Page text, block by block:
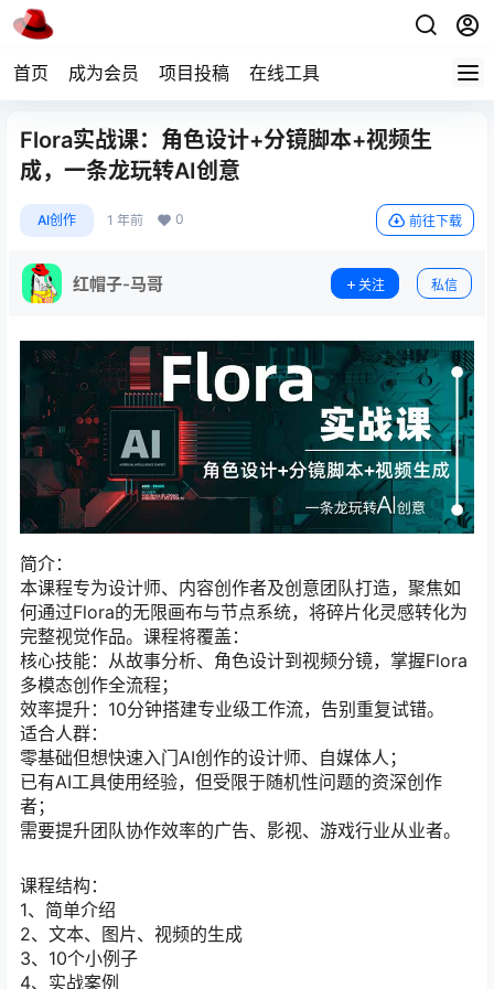
首页 成为会员 项目投稿 在线工具
Flora实战课：角色设计+分镜脚本+视频生
成，一条龙玩转AI创意
AI创作 1 年前 0 前往下载
红帽子-马哥 关注 私信
简介：
本课程专为设计师、内容创作者及创意团队打造，聚焦如
何通过Flora的无限画布与节点系统，将碎片化灵感转化为
完整视觉作品。课程将覆盖：
核心技能：从故事分析、角色设计到视频分镜，掌握Flora
多模态创作全流程；
效率提升：10分钟搭建专业级工作流，告别重复试错。
适合人群：
零基础但想快速入门AI创作的设计师、自媒体人；
已有AI工具使用经验，但受限于随机性问题的资深创作
者；
需要提升团队协作效率的广告、影视、游戏行业从业者。
课程结构：
1、简单介绍
2、文本、图片、视频的生成
3、10个小例子
4、实战案例